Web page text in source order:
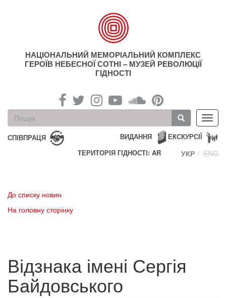
НАЦІОНАЛЬНИЙ МЕМОРІАЛЬНИЙ КОМПЛЕКС
ГЕРОЇВ НЕБЕСНОЇ СОТНІ – МУЗЕЙ РЕВОЛЮЦІЇ
ГІДНОСТІ
Пошукова
форма
Пошук
СПІВПРАЦЯ ЕКСКУРСІЇ
ВИДАННЯ
ТЕРИТОРІЯ ГІДНОСТІ: AR
УКР ENG
До списку новин
На головну сторінку
Відзнака імені Сергія
Байдовського